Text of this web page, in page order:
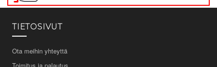
TIETOSIVUT
Ota meihin yhteyttä